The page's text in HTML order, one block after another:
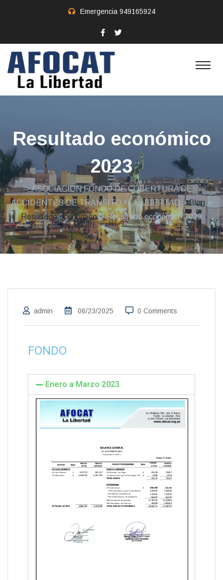
Emergencia 949165924
Resultado económico
2023
ASOCIACION FONDO DE COBERTURA DE
ACCIDENTES DE TRANSITO - LA LIBERTAD >Blog >
Resultado economico> Resultado económico 2023
admin 06/23/2025 0 Comments
FONDO
Enero a Marzo 2023